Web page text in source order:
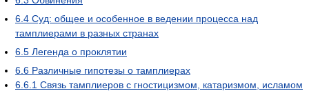
6.4 Суд: общее и особенное в ведении процесса над
тамплиерами в разных странах
6.5 Легенда о проклятии
6.6 Различные гипотезы о тамплиерах
6.6.1 Связь тамплиеров с гностицизмом, катаризмом, исламом